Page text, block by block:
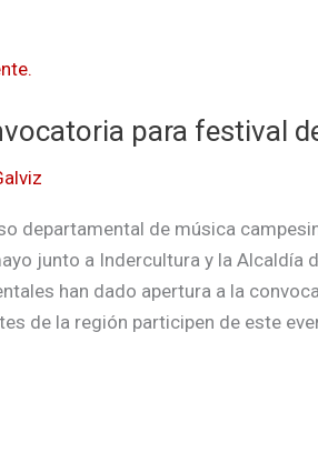
para festival
departamental de música
junto a Indercultura y la Alcaldía
han dado apertura a la
de la región participen de este